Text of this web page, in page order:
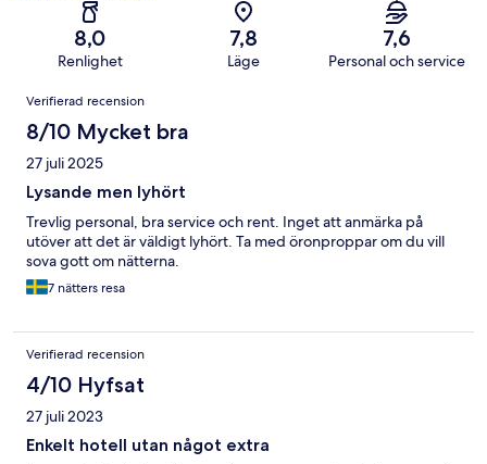
8,0
Renlighet
7,8
Läge
7,6
Personal och service
Recensioner
Verifierad recension
8/10 Mycket bra
27 juli 2025
Lysande men lyhört
Trevlig personal, bra service och rent. Inget att anmärka på
utöver att det är väldigt lyhört. Ta med öronproppar om du vill
sova gott om nätterna.
7 nätters resa
Verifierad recension
4/10 Hyfsat
27 juli 2023
Enkelt hotell utan något extra